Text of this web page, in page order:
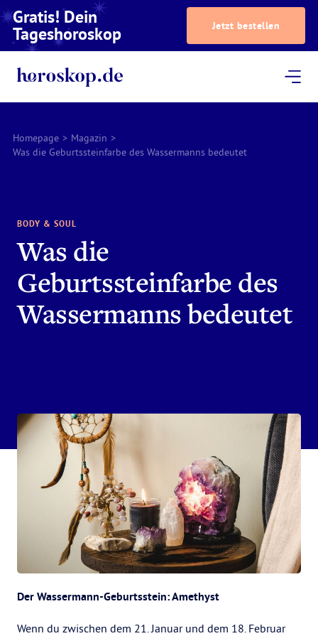
Gratis! Dein
Tageshoroskop Jetzt bestellen
Homepage > Magazin >
Was die Geburtssteinfarbe des Wassermanns bedeutet
BODY & SOUL
Was die
Geburtssteinfarbe des
Wassermanns bedeutet
Der Wassermann-Geburtsstein: Amethyst
Wenn du zwischen dem 21. Januar und dem 18. Februar